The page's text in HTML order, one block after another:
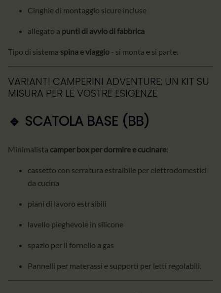
Cinghie di montaggio sicure incluse
allegato a punti di avvio di fabbrica
Tipo di sistema spina e viaggio - si monta e si parte.
VARIANTI CAMPERINI ADVENTURE: UN KIT SU
MISURA PER LE VOSTRE ESIGENZE
🔹 SCATOLA BASE (BB)
Minimalista camper box per dormire e cucinare:
cassetto con serratura estraibile per elettrodomestici
da cucina
piani di lavoro estraibili
lavello pieghevole in silicone
spazio per il fornello a gas
Pannelli per materassi e supporti per letti regolabili.